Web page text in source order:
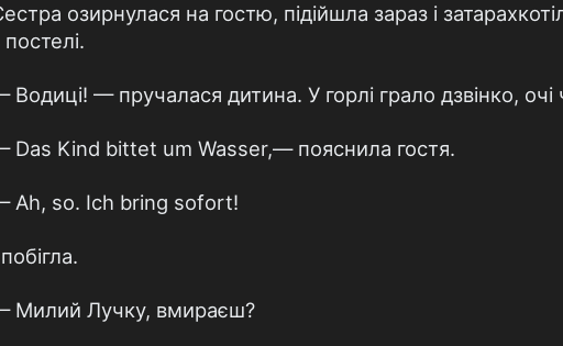
озирнулася на гостю, підійшла зараз і
постелі.
Водиці! — пручалася дитина. У горлі грало дзвінко, очі
Das Kind bittet um Wasser,— пояснила гостя.
Ah, so. Ich bring sofort!
побігла.
Милий Лучку, вмираєш?